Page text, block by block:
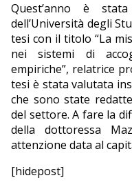
Quest’anno è
dell’Università degli
tesi con il titolo “La
nei sistemi di
empiriche”, relatrice
tesi è stata valutata
che sono state
del settore. A fare la
della dottoressa
attenzione data al
[hidepost]